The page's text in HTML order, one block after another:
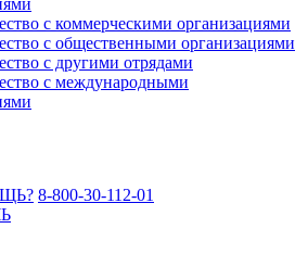
с коммерческими организациями
с общественными организациями
с другими отрядами
с международными
8-800-30-112-01